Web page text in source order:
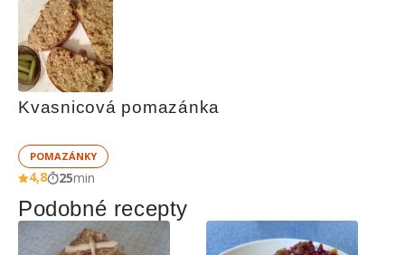
Kvasnicová pomazánka
POMAZÁNKY
4,8 25min
Podobné recepty